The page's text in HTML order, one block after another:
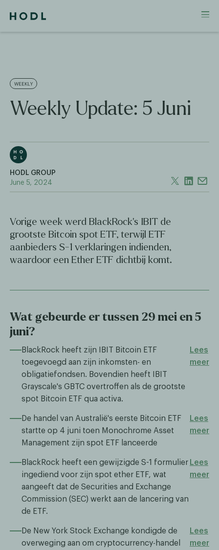
WEEKLY
Weekly Update: 5 Juni
HODL GROUP
June 5, 2024
Vorige week werd BlackRock's IBIT de
grootste Bitcoin spot ETF, terwijl ETF
aanbieders S-1 verklaringen indienden,
waardoor een Ether ETF dichtbij komt.
Wat gebeurde er tussen 29 mei en 5
juni?
BlackRock heeft zijn IBIT Bitcoin ETF
toegevoegd aan zijn inkomsten- en
obligatiefondsen. Bovendien heeft IBIT
Grayscale's GBTC overtroffen als de grootste
spot Bitcoin ETF qua activa.
Lees
meer
De handel van Australië's eerste Bitcoin ETF
startte op 4 juni toen Monochrome Asset
Management zijn spot ETF lanceerde
Lees
meer
BlackRock heeft een gewijzigde S-1 formulier
ingediend voor zijn spot ether ETF, wat
aangeeft dat de Securities and Exchange
Commission (SEC) werkt aan de lancering van
de ETF.
Lees
meer
De New York Stock Exchange kondigde de
overweging aan om cryptocurrency-handel
Lees
meer